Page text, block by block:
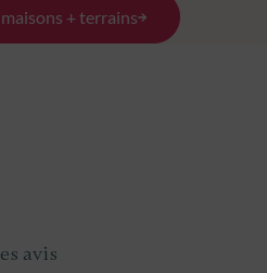
+ terrains
avis